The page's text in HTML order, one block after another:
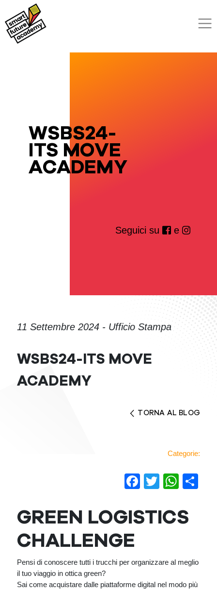
WSBS24-
ITS MOVE
ACADEMY
Seguici su e
11 Settembre 2024 - Ufficio Stampa
WSBS24-ITS MOVE
ACADEMY
TORNA AL BLOG
Categorie:
Facebook
Twitter
GREEN LOGISTICS
CHALLENGE
Pensi di conoscere tutti i trucchi per organizzare al meglio
il tuo viaggio in ottica green?
Sai come acquistare dalle piattaforme digital nel modo più